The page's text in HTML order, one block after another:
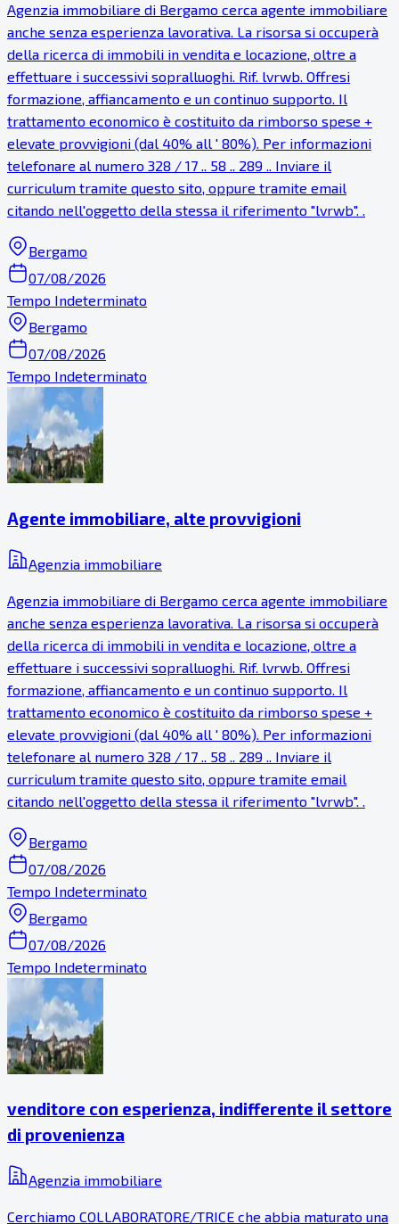
Agenzia immobiliare di Bergamo cerca agente immobiliare
anche senza esperienza lavorativa. La risorsa si occuperà
della ricerca di immobili in vendita e locazione, oltre a
effettuare i successivi sopralluoghi. Rif. lvrwb. Offresi
formazione, affiancamento e un continuo supporto. Il
trattamento economico è costituito da rimborso spese +
elevate provvigioni (dal 40% all ' 80%). Per informazioni
telefonare al numero 328 / 17 .. 58 .. 289 .. Inviare il
curriculum tramite questo sito, oppure tramite email
citando nell'oggetto della stessa il riferimento "lvrwb". .
Bergamo
07/08/2026
Tempo Indeterminato
Bergamo
07/08/2026
Tempo Indeterminato
Agente immobiliare, alte provvigioni
Agenzia immobiliare
Agenzia immobiliare di Bergamo cerca agente immobiliare
anche senza esperienza lavorativa. La risorsa si occuperà
della ricerca di immobili in vendita e locazione, oltre a
effettuare i successivi sopralluoghi. Rif. lvrwb. Offresi
formazione, affiancamento e un continuo supporto. Il
trattamento economico è costituito da rimborso spese +
elevate provvigioni (dal 40% all ' 80%). Per informazioni
telefonare al numero 328 / 17 .. 58 .. 289 .. Inviare il
curriculum tramite questo sito, oppure tramite email
citando nell'oggetto della stessa il riferimento "lvrwb". .
Bergamo
07/08/2026
Tempo Indeterminato
Bergamo
07/08/2026
Tempo Indeterminato
venditore con esperienza, indifferente il settore
di provenienza
Agenzia immobiliare
Cerchiamo COLLABORATORE/TRICE che abbia maturato una